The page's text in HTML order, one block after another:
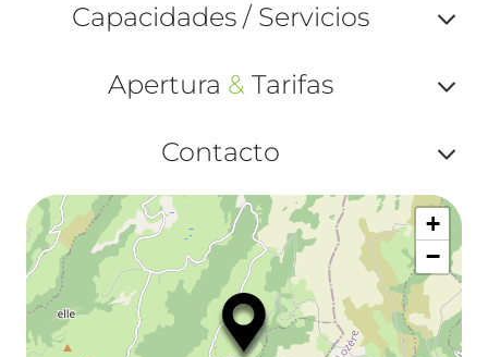
ou
Capacidades / Servicios
ou
Apertura &Tarifas
ou
et
Contacto
ou
+
−